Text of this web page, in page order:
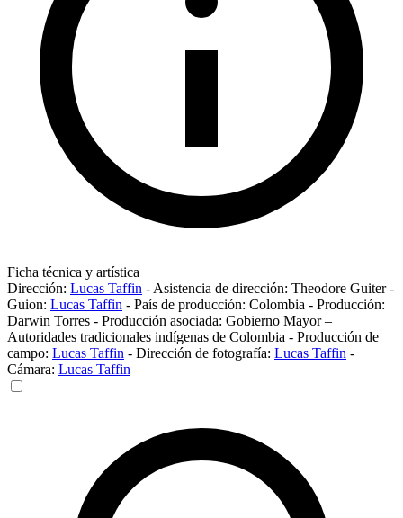
Ficha técnica y artística
Dirección: Lucas Taffin - Asistencia de dirección: Theodore Guiter-
Guion: Lucas Taffin - País de producción: Colombia - Producción:
Darwin Torres - Producción asociada: Gobierno Mayor –
Autoridades tradicionales indígenas de Colombia - Producción de
campo: Lucas Taffin - Dirección de fotografía: Lucas Taffin -
Cámara: Lucas Taffin